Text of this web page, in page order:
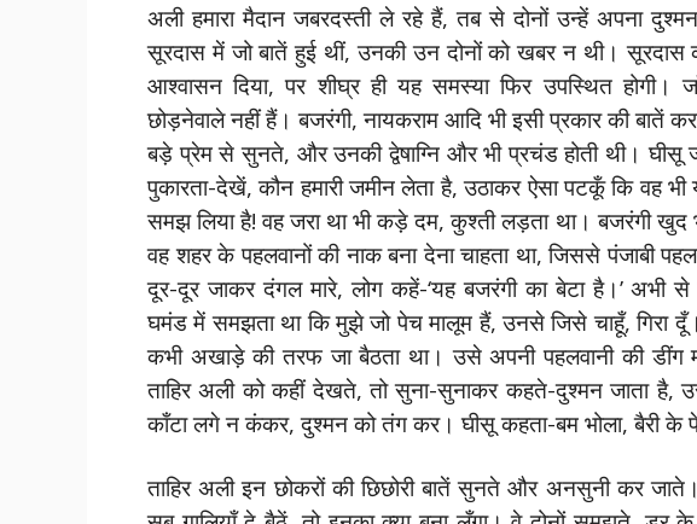
अली हमारा मैदान जबरदस्ती ले रहे हैं, तब से दोनों उन्हें अपना
सूरदास में जो बातें हुई थीं, उनकी उन दोनों को खबर न थी। सूरदास
आश्वासन दिया, पर शीघ्र ही यह समस्या फिर उपस्थित
छोड़नेवाले नहीं हैं। बजरंगी, नायकराम आदि भी इसी प्रकार की
बड़े प्रेम से सुनते, और उनकी द्वेषाग्नि और भी प्रचंड होती थी।
पुकारता-देखें, कौन हमारी जमीन लेता है, उठाकर ऐसा पटकूँ कि वह
समझ लिया है! वह जरा था भी कड़े दम, कुश्ती लड़ता था। बजरंगी खुद
वह शहर के पहलवानों की नाक बना देना चाहता था, जिससे पंजाबी
दूर-दूर जाकर दंगल मारे, लोग कहें-‘यह बजरंगी का बेटा है।’
घमंड में समझता था कि मुझे जो पेच मालूम हैं, उनसे जिसे चाहूँ, गिरा
कभी अखाड़े की तरफ जा बैठता था। उसे अपनी पहलवानी की डींग
ताहिर अली को कहीं देखते, तो सुना-सुनाकर कहते-दुश्मन जाता
काँटा लगे न कंकर, दुश्मन को तंग कर। घीसू कहता-बम भोला, बैरी के
ताहिर अली इन छोकरों की छिछोरी बातें सुनते और अनसुनी कर